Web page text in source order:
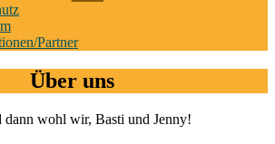
anzeigen
Partner
Über uns
dann wohl wir, Basti und Jenny!